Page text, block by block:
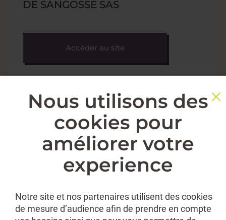
DE SANGOSSE SAS
Accéder au site
Nous utilisons des
cookies pour
améliorer votre
experience
Notre site et nos partenaires utilisent des cookies
de mesure d’audience afin de prendre en compte